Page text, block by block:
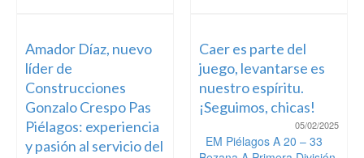
Amador Díaz, nuevo
líder de
Construcciones
Gonzalo Crespo Pas
Piélagos: experiencia
y pasión al servicio del
Caer es parte del
juego, levantarse es
nuestro espíritu.
¡Seguimos, chicas!
05/02/2025
EM Piélagos A 20 – 33